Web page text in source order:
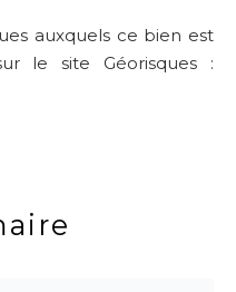
auxquels ce bien est
le site Géorisques :